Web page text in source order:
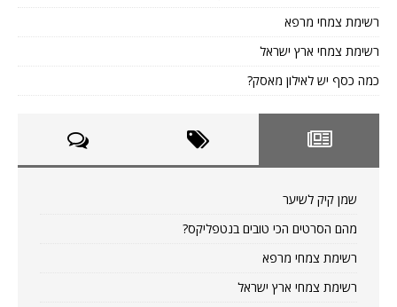
רשימת צמחי מרפא
רשימת צמחי ארץ ישראל
כמה כסף יש לאילון מאסק?
שמן קיק לשיער
מהם הסרטים הכי טובים בנטפליקס?
רשימת צמחי מרפא
רשימת צמחי ארץ ישראל